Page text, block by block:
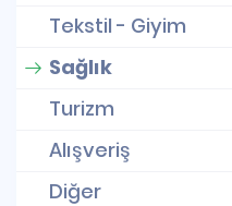
Tekstil - Giyim
Sağlık
Turizm
Alışveriş
Diğer